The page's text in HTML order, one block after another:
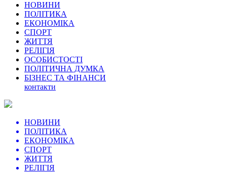
НОВИНИ
ПОЛІТИКА
ЕКОНОМІКА
СПОРТ
ЖИТТЯ
РЕЛІГІЯ
ОСОБИСТОСТІ
ПОЛІТИЧНА ДУМКА
БІЗНЕС ТА ФІНАНСИ
контакти
НОВИНИ
ПОЛІТИКА
ЕКОНОМІКА
СПОРТ
ЖИТТЯ
РЕЛІГІЯ